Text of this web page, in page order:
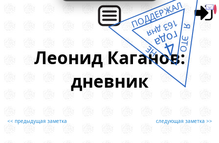
Леонид Каганов:
дневник
<< предыдущая заметка следующая заметка >>
Я ЭТО
НЕ
ПОДДЕРЖАЛ
4
года
163 дня